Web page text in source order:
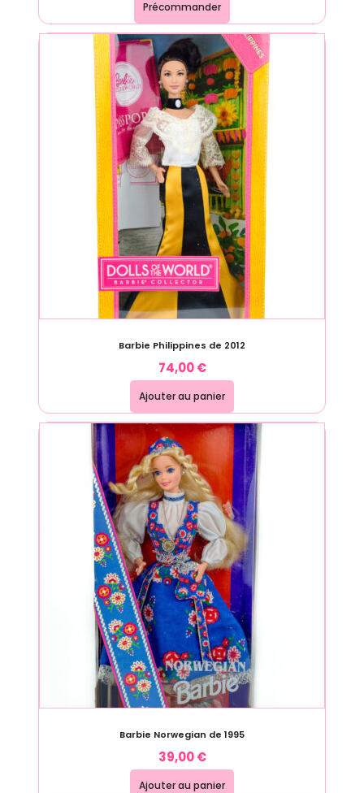
Précommander
Barbie Philippines de 2012
74,00€
Ajouter au panier
Barbie Norwegian de 1995
39,00€
Ajouter au panier